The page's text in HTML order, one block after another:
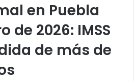
en Puebla
de 2026: IMSS
de más de